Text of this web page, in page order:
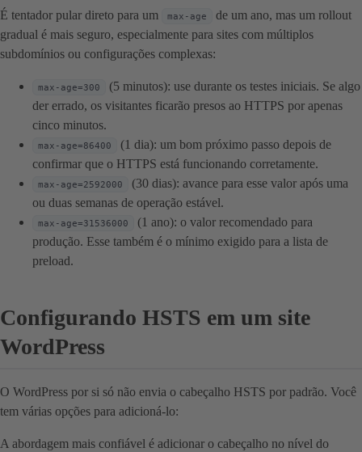
É tentador pular direto para um max-age
de um ano, mas um rollout
gradual é mais seguro, especialmente para sites com múltiplos
subdomínios ou configurações complexas:
max-age=300
(5 minutos): use durante os testes iniciais. Se algo
der errado, os visitantes ficarão presos ao HTTPS por apenas
cinco minutos.
max-age=86400
(1 dia): um bom próximo passo depois de
confirmar que o HTTPS está funcionando corretamente.
max-age=2592000
(30 dias): avance para esse valor após uma
ou duas semanas de operação estável.
max-age=31536000
(1 ano): o valor recomendado para
produção. Esse também é o mínimo exigido para a lista de
preload.
Configurando HSTS em um site
WordPress
O WordPress por si só não envia o cabeçalho HSTS por padrão. Você
tem várias opções para adicioná-lo:
A abordagem mais confiável é adicionar o cabeçalho no nível do